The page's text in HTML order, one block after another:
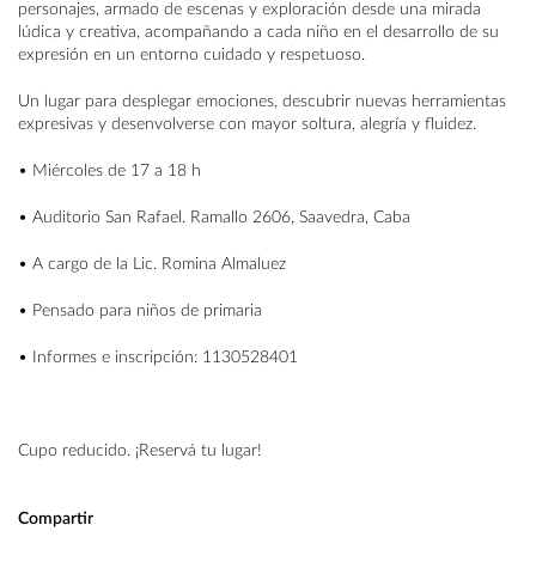
personajes, armado de escenas y exploración desde una mirada
lúdica y creativa, acompañando a cada niño en el desarrollo de su
expresión en un entorno cuidado y respetuoso.
Un lugar para desplegar emociones, descubrir nuevas herramientas
expresivas y desenvolverse con mayor soltura, alegría y fluidez.
• Miércoles de 17 a 18 h
• Auditorio San Rafael. Ramallo 2606, Saavedra, Caba
• A cargo de la Lic. Romina Almaluez
• Pensado para niños de primaria
• Informes e inscripción: 1130528401
Cupo reducido. ¡Reservá tu lugar!
Compartir